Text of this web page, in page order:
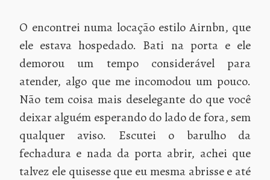
O encontrei numa locação estilo Airnbn, que
ele estava hospedado. Bati na porta e ele
demorou um tempo considerável para
atender, algo que me incomodou um pouco.
Não tem coisa mais deselegante do que você
deixar alguém esperando do lado de fora, sem
qualquer aviso. Escutei o barulho da
fechadura e nada da porta abrir, achei que
talvez ele quisesse que eu mesma abrisse e até